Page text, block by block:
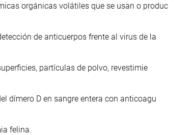
orgánicas volátiles que se usan o produc
de anticuerpos frente al virus de la
partículas de polvo, revestimie
dímero D en sangre entera con anticoagu
felina.